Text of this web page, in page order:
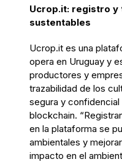
Ucrop.it: registro y
sustentables
Ucrop.it es una
opera en Uruguay y
productores y
trazabilidad de los
segura y
blockchain.
en la plataforma se
ambientales y
impacto en el